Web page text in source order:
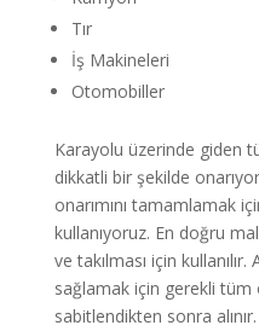
Tır
İş Makineleri
Otomobiller
Karayolu üzerinde giden
dikkatli bir şekilde
onarımını tamamlamak
kullanıyoruz. En doğru
ve takılması için kullanılır.
sağlamak için gerekli
sabitlendikten sonra